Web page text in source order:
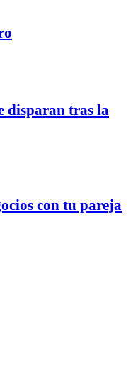
disparan tras la
con tu pareja